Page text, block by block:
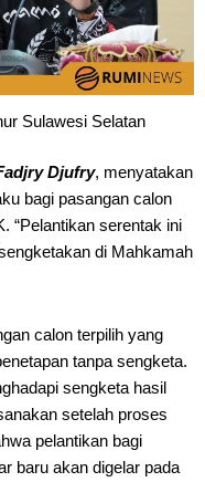
Sulawesi Selatan
Djufry, menyatakan
bagi pasangan calon
“Pelantikan serentak ini
di Mahkamah
calon terpilih yang
tanpa sengketa.
sengketa hasil
setelah proses
pelantikan bagi
baru akan digelar pada